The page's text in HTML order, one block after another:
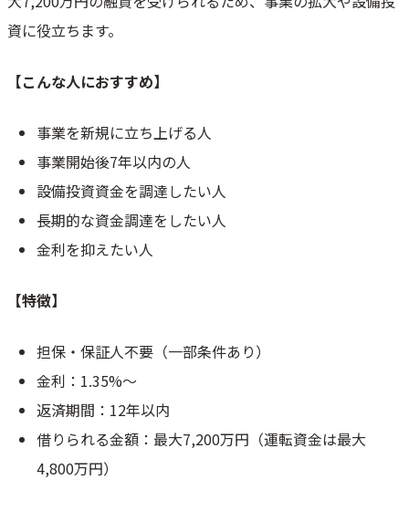
資に役立ちます。
【こんな人におすすめ】
事業を新規に立ち上げる人
事業開始後7年以内の人
設備投資資金を調達したい人
長期的な資金調達をしたい人
金利を抑えたい人
【特徴】
担保・保証人不要（一部条件あり）
金利：1.35%～
返済期間：12年以内
借りられる金額：最大7,200万円（運転資金は最大
4,800万円）